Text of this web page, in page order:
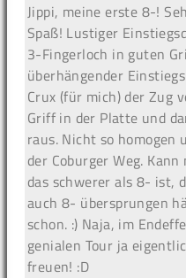
Jippi, meine erste 8-!
Spaß! Lustiger
3-Fingerloch in guten
überhängender
Crux (für mich) der Zug
Griff in der Platte und
raus. Nicht so homogen
der Coburger Weg.
das schwerer als 8- ist,
auch 8- übersprungen
schon. :) Naja, im
genialen Tour ja
freuen! :D